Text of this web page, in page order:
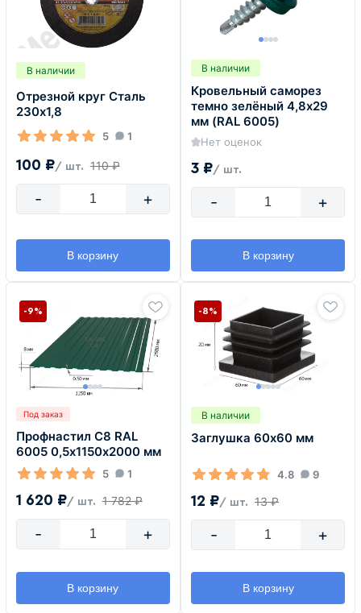
В наличии
Отрезной круг Сталь
230х1,8
5 1
100 ₽/ шт. 110 ₽
- +
В корзину
В наличии
Кровельный саморез
темно зелёный 4,8х29
мм (RAL 6005)
Нет оценок
3 ₽/ шт.
- +
В корзину
Под заказ
Профнастил С8 RAL
6005 0,5х1150х2000 мм
5 1
1 620 ₽/ шт. 1 782 ₽
-9%
- +
В корзину
В наличии
Заглушка 60х60 мм
4.8 9
12 ₽/ шт. 13 ₽
-8%
- +
В корзину